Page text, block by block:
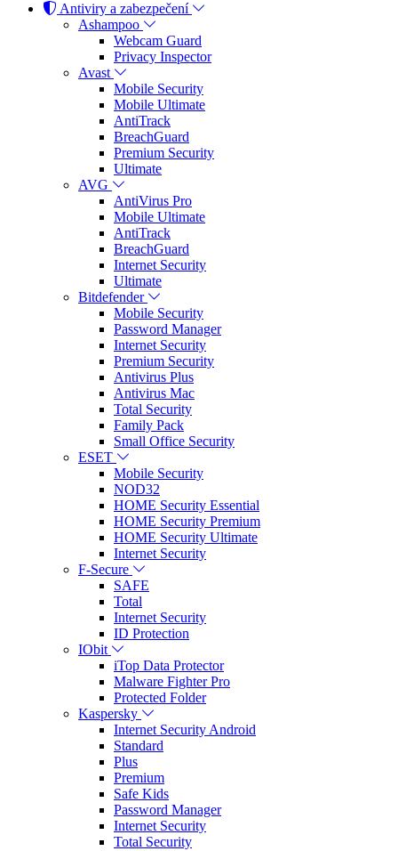
Antiviry a zabezpečení
Ashampoo
Webcam Guard
Privacy Inspector
Avast
Mobile Security
Mobile Ultimate
AntiTrack
BreachGuard
Premium Security
Ultimate
AVG
AntiVirus Pro
Mobile Ultimate
AntiTrack
BreachGuard
Internet Security
Ultimate
Bitdefender
Mobile Security
Password Manager
Internet Security
Premium Security
Antivirus Plus
Antivirus Mac
Total Security
Family Pack
Small Office Security
ESET
Mobile Security
NOD32
HOME Security Essential
HOME Security Premium
HOME Security Ultimate
Internet Security
F-Secure
SAFE
Total
Internet Security
ID Protection
IObit
iTop Data Protector
Malware Fighter Pro
Protected Folder
Kaspersky
Internet Security Android
Standard
Plus
Premium
Safe Kids
Password Manager
Internet Security
Total Security